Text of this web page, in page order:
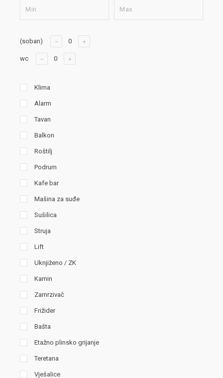
(soban)
wc
Klima
Alarm
Tavan
Balkon
Roštilj
Podrum
Kafe bar
Mašina za suđe
Sušilica
Struja
Lift
Uknjiženo / ZK
Kamin
Zamrzivač
Frižider
Bašta
Etažno plinsko grijanje
Teretana
Vješalice